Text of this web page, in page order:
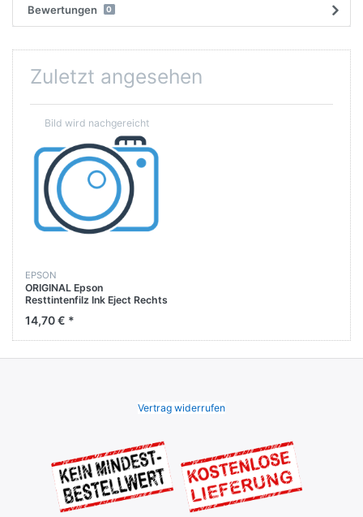
Bewertungen 0
Zuletzt angesehen
EPSON
ORIGINAL Epson
Resttintenfilz Ink Eject Rechts
14,70 € *
Vertrag widerrufen